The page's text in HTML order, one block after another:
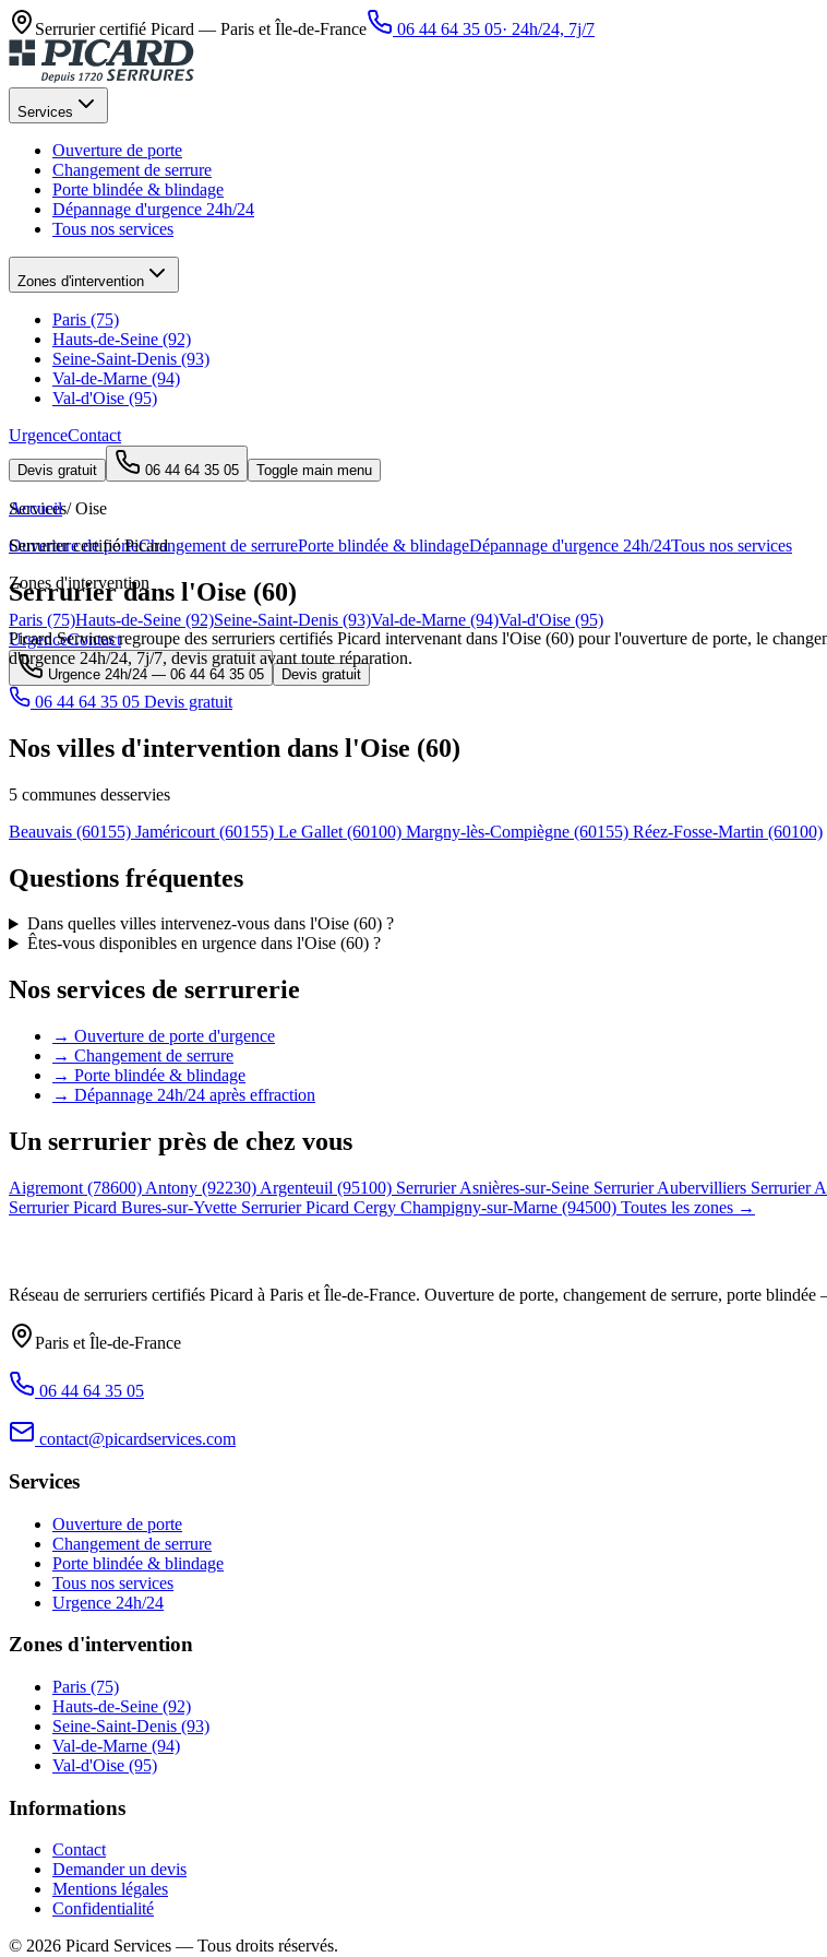
Serrurier certifié Picard — Paris et Île-de-France 06 44 64 35 05· 24h/24, 7j/7
Services
Ouverture de porte
Changement de serrure
Porte blindée & blindage
Dépannage d'urgence 24h/24
Tous nos services
Zones d'intervention
Paris (75)
Hauts-de-Seine (92)
Seine-Saint-Denis (93)
Val-de-Marne (94)
Val-d'Oise (95)
UrgenceContact
Devis gratuit 06 44 64 35 05 Toggle main menu
Services
Ouverture de porteChangement de serrurePorte blindée & blindageDépannage d'urgence 24h/24Tous nos services
Zones d'intervention
Paris (75)Hauts-de-Seine (92)Seine-Saint-Denis (93)Val-de-Marne (94)Val-d'Oise (95)
UrgenceContact
Urgence 24h/24 — 06 44 64 35 05 Devis gratuit
Accueil / Oise
Serrurier certifié Picard
Serrurier dans l'Oise (60)
Picard Services regroupe des serruriers certifiés Picard intervenant dans l'Oise (60) pour l'ouverture de porte, le
d'urgence 24h/24, 7j/7, devis gratuit avant toute réparation.
06 44 64 35 05 Devis gratuit
Nos villes d'intervention dans l'Oise (60)
5 communes desservies
Beauvais (60155) Jaméricourt (60155) Le Gallet (60100) Margny-lès-Compiègne (60155) Réez-Fosse-Martin (60100)
Questions fréquentes
Dans quelles villes intervenez-vous dans l'Oise (60) ?
Êtes-vous disponibles en urgence dans l'Oise (60) ?
Nos services de serrurerie
→ Ouverture de porte d'urgence
→ Changement de serrure
→ Porte blindée & blindage
→ Dépannage 24h/24 après effraction
Un serrurier près de chez vous
Aigremont (78600) Antony (92230) Argenteuil (95100) Serrurier Asnières-sur-Seine Serrurier Aubervilliers Serrurier
Serrurier Picard Bures-sur-Yvette Serrurier Picard Cergy Champigny-sur-Marne (94500) Toutes les zones →
Réseau de serruriers certifiés Picard à Paris et Île-de-France. Ouverture de porte, changement de serrure, porte
Paris et Île-de-France
06 44 64 35 05
contact@picardservices.com
Services
Ouverture de porte
Changement de serrure
Porte blindée & blindage
Tous nos services
Urgence 24h/24
Zones d'intervention
Paris (75)
Hauts-de-Seine (92)
Seine-Saint-Denis (93)
Val-de-Marne (94)
Val-d'Oise (95)
Informations
Contact
Demander un devis
Mentions légales
Confidentialité
© 2026 Picard Services — Tous droits réservés.